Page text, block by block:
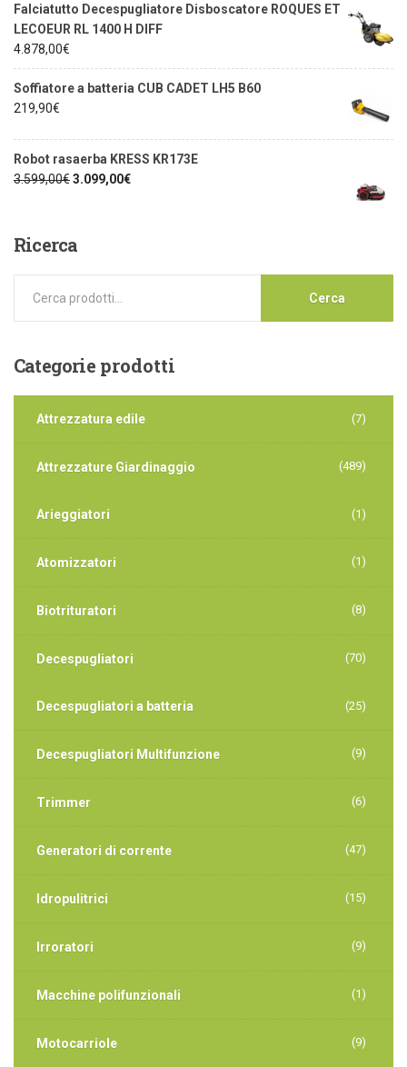
Falciatutto Decespugliatore Disboscatore ROQUES ET
LECOEUR RL 1400 H DIFF
4.878,00€
Soffiatore a batteria CUB CADET LH5 B60
219,90€
Robot rasaerba KRESS KR173E
3.599,00€3.099,00€
Ricerca
Cerca
Categorieprodotti
Attrezzatura edile (7)
Attrezzature Giardinaggio (489)
Arieggiatori (1)
Atomizzatori (1)
Biotrituratori (8)
Decespugliatori (70)
Decespugliatori a batteria (25)
Decespugliatori Multifunzione (9)
Trimmer (6)
Generatori di corrente (47)
Idropulitrici (15)
Irroratori (9)
Macchine polifunzionali (1)
Motocarriole (9)